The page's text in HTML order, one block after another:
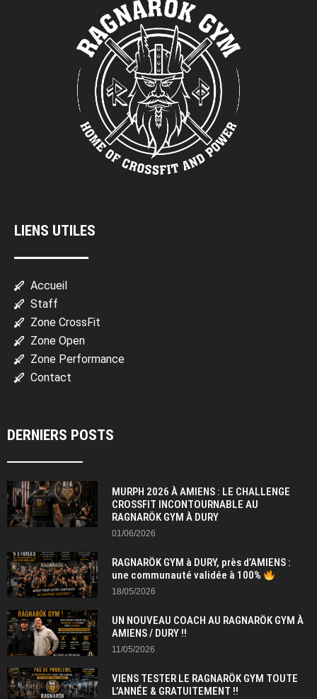
LIENS UTILES
Accueil
Staff
Zone CrossFit
Zone Open
Zone Performance
Contact
DERNIERS POSTS
MURPH 2026 À AMIENS : LE CHALLENGE
CROSSFIT INCONTOURNABLE AU
RAGNARÖK GYM À DURY
01/06/2026
RAGNARÖK GYM à DURY, près d’AMIENS :
une communauté validée à 100%
18/05/2026
UN NOUVEAU COACH AU RAGNARÖK GYM À
AMIENS / DURY !!
11/05/2026
VIENS TESTER LE RAGNARÖK GYM TOUTE
L’ANNÉE & GRATUITEMENT !!